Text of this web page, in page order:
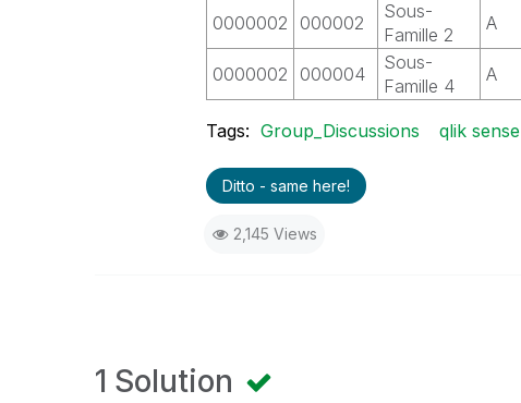
0000002 000002
Sous-
Famille 2
A
0000002 000004
Sous-
Famille 4
A
Tags: Group_Discussions qlik sense
Ditto - same here!
2,145 Views
1 Solution